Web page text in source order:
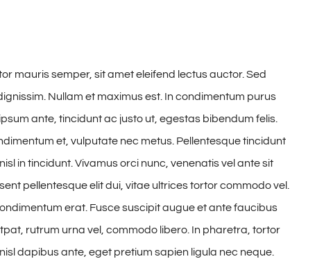
mauris semper, sit amet eleifend lectus auctor. Sed
Nullam et maximus est. In condimentum purus
ante, tincidunt ac justo ut, egestas bibendum felis.
et, vulputate nec metus. Pellentesque tincidunt
in tincidunt. Vivamus orci nunc, venenatis vel ante sit
pellentesque elit dui, vitae ultrices tortor commodo vel.
erat. Fusce suscipit augue et ante faucibus
rutrum urna vel, commodo libero. In pharetra, tortor
dapibus ante, eget pretium sapien ligula nec neque.